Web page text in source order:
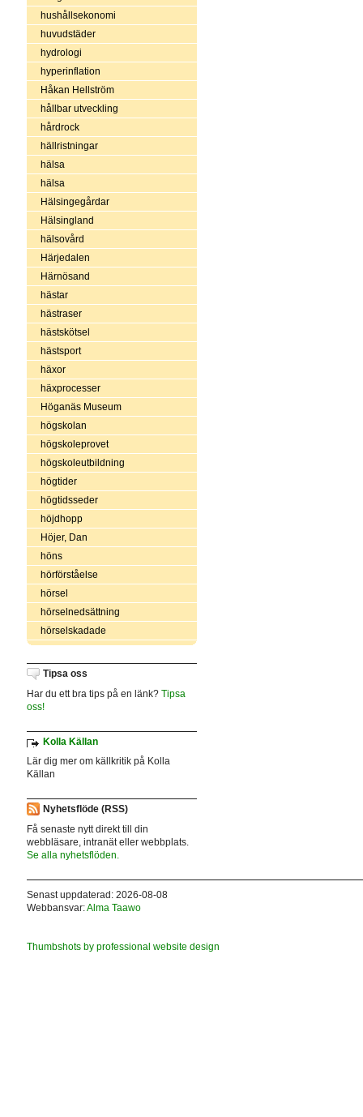
hushållsekonomi
huvudstäder
hydrologi
hyperinflation
Håkan Hellström
hållbar utveckling
hårdrock
hällristningar
hälsa
hälsa
Hälsingegårdar
Hälsingland
hälsovård
Härjedalen
Härnösand
hästar
hästraser
hästskötsel
hästsport
häxor
häxprocesser
Höganäs Museum
högskolan
högskoleprovet
högskoleutbildning
högtider
högtidsseder
höjdhopp
Höjer, Dan
höns
hörförståelse
hörsel
hörselnedsättning
hörselskadade
Tipsa oss
Har du ett bra tips på en länk? Tipsa
oss!
Kolla Källan
Lär dig mer om källkritik på Kolla
Källan
Nyhetsflöde (RSS)
Få senaste nytt direkt till din
webbläsare, intranät eller webbplats.
Se alla nyhetsflöden.
Senast uppdaterad: 2026-08-08
Webbansvar:Alma Taawo
Thumbshots by professional website design